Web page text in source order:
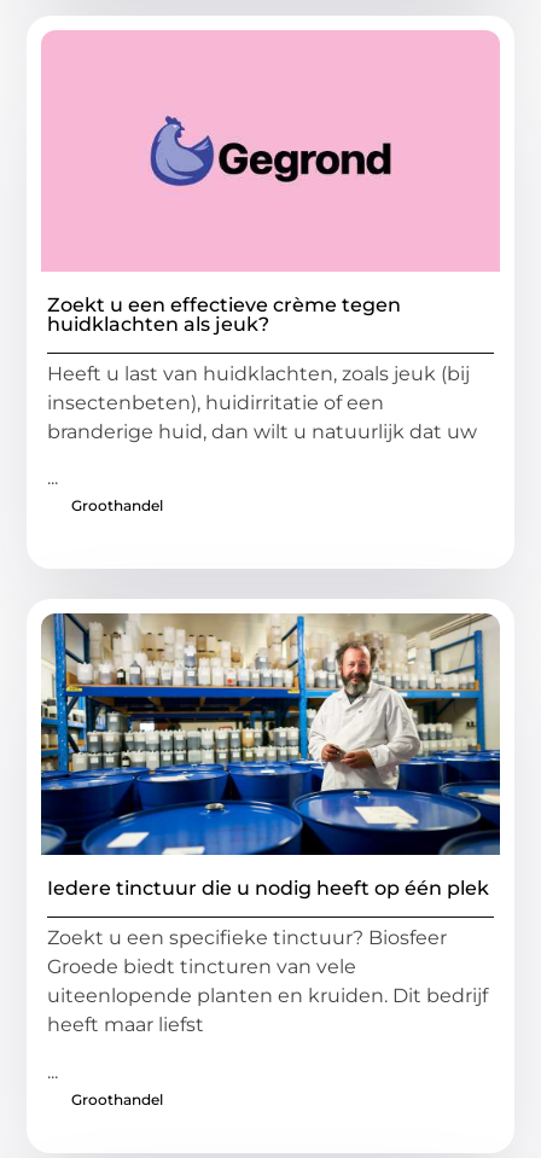
Zoekt u een effectieve crème tegen
huidklachten als jeuk?
Heeft u last van huidklachten, zoals jeuk (bij
insectenbeten), huidirritatie of een
branderige huid, dan wilt u natuurlijk dat uw
...
Groothandel
Iedere tinctuur die u nodig heeft op één plek
Zoekt u een specifieke tinctuur? Biosfeer
Groede biedt tincturen van vele
uiteenlopende planten en kruiden. Dit bedrijf
heeft maar liefst
...
Groothandel